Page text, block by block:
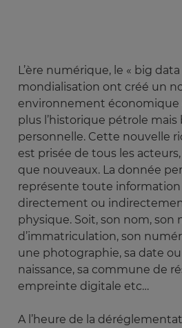
L’ère numérique, le « big data
mondialisation ont créé un
environnement économique
plus l’historique pétrole mais
personnelle. Cette nouvelle
est prisée de tous les
que nouveaux. La donnée
représente toute
directement ou
physique. Soit, son nom, son
d’immatriculation, son
une photographie, sa date
naissance, sa commune de
empreinte digitale etc…
A l’heure de la